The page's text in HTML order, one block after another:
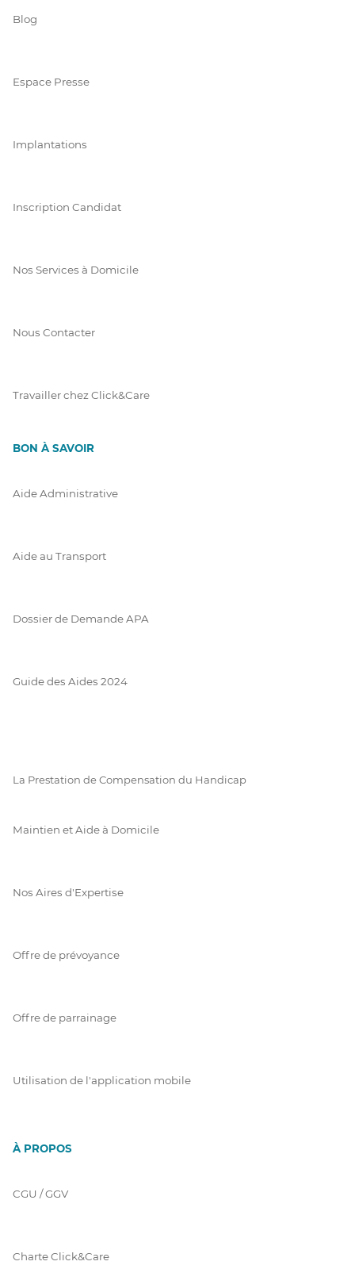
Blog
Espace Presse
Implantations
Inscription Candidat
Nos Services à Domicile
Nous Contacter
Travailler chez Click&Care
BON À SAVOIR
Aide Administrative
Aide au Transport
Dossier de Demande APA
Guide des Aides 2024
La Prestation de Compensation du Handicap
Maintien et Aide à Domicile
Nos Aires d'Expertise
Offre de prévoyance
Offre de parrainage
Utilisation de l'application mobile
À PROPOS
CGU / GGV
Charte Click&Care